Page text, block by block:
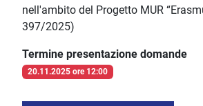
nell'ambito del Progetto MUR
397/2025)
Termine presentazione domande
20.11.2025 ore 12:00